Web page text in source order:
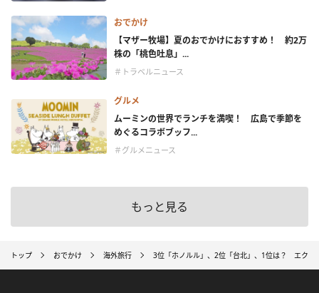
おでかけ
【マザー牧場】夏のおでかけにおすすめ！ 約2万
株の「桃色吐息」...
＃トラベルニュース
グルメ
ムーミンの世界でランチを満喫！ 広島で季節を
めぐるコラボブッフ...
＃グルメニュース
もっと見る
トップ おでかけ 海外旅行 3位「ホノルル」、2位「台北」、1位は？ エクス